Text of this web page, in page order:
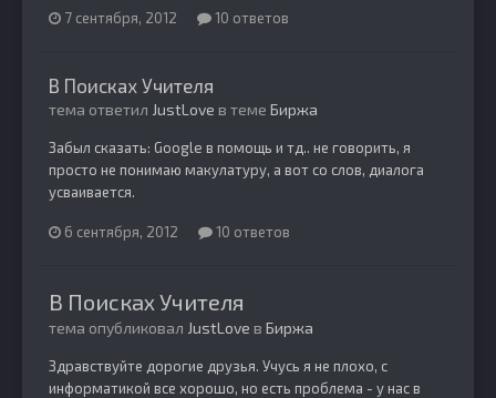
7 сентября, 2012 10 ответов
В Поисках Учителя
тема ответил JustLove в теме Биржа
Забыл сказать: Google в помощь и тд.. не говорить, я
просто не понимаю макулатуру, а вот со слов, диалога
усваивается.
6 сентября, 2012 10 ответов
В Поисках Учителя
тема опубликовал JustLove в Биржа
Здравствуйте дорогие друзья. Учусь я не плохо, с
информатикой все хорошо, но есть проблема - у нас в